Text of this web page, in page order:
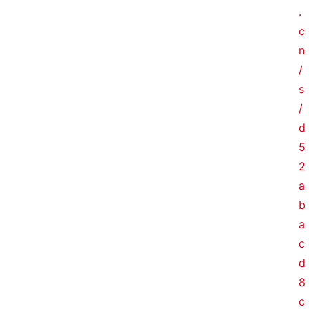
.
c
n
/
s
/
d
5
2
a
b
a
c
d
8
c